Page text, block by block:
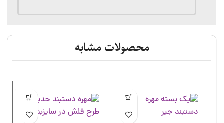
محصولات مشابه